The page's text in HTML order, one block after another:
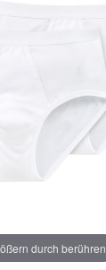
durch berühren